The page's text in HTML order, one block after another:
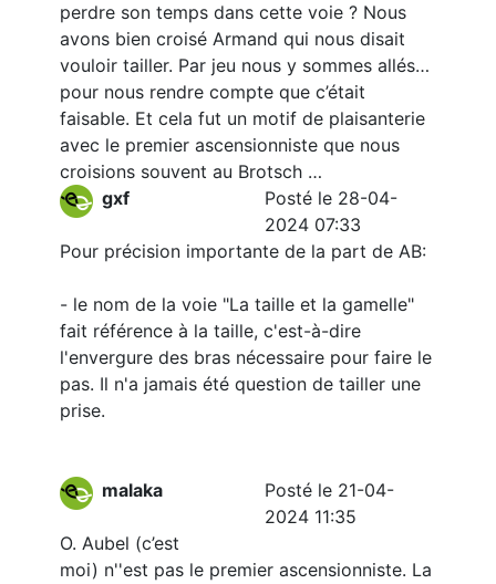
perdre son temps dans cette voie ? Nous
avons bien croisé Armand qui nous disait
vouloir tailler. Par jeu nous y sommes allés…
pour nous rendre compte que c’était
faisable. Et cela fut un motif de plaisanterie
avec le premier ascensionniste que nous
croisions souvent au Brotsch …
gxf
Posté le 28-04-
2024 07:33
Pour précision importante de la part de AB:
- le nom de la voie "La taille et la gamelle"
fait référence à la taille, c'est-à-dire
l'envergure des bras nécessaire pour faire le
pas. Il n'a jamais été question de tailler une
prise.
malaka
Posté le 21-04-
2024 11:35
O. Aubel (c’est
moi) n''est pas le premier ascensionniste. La